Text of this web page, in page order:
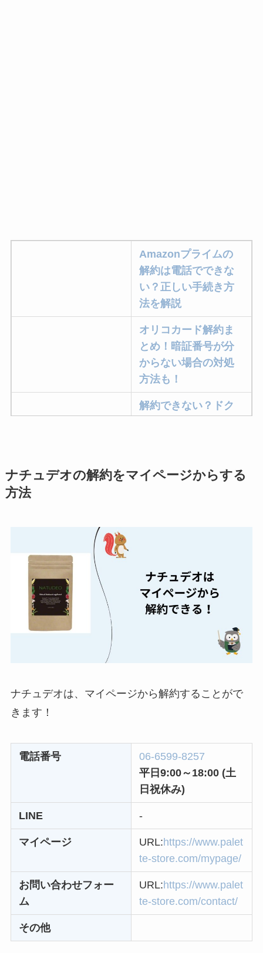
Amazonプライムの
解約は電話でできな
い？正しい手続き方
法を解説
オリコカード解約ま
とめ！暗証番号が分
からない場合の対処
方法も！
解約できない？ドク
解約方法まとめ！契
ベストタイミングを
詳しく解説！
ユンス美容液の解約
まとめ！電話が繋が
らない時の裏ワザ
Sivorune(シボルネ)
る方法ある？
ニューZの解約まと
め！電話が繋がらな
い時の裏ワザ
解約できない？バロ
ニーを電話から解約
する方法を完全攻略
ナチュデオの解約をマイページからする
方法
ナチュデオは、マイページから解約することがで
きます！
電話番号
06-6599-8257
平日9:00～18:00 (土
日祝休み)
LINE -
マイページ URL:https://www.palet
te-store.com/mypage/
お問い合わせフォー
ム
URL:https://www.palet
te-store.com/contact/
その他